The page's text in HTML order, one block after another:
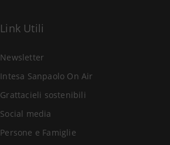
Link Utili
Newsletter
Intesa Sanpaolo On Air
Grattacieli sostenibili
Social media
Persone e Famiglie